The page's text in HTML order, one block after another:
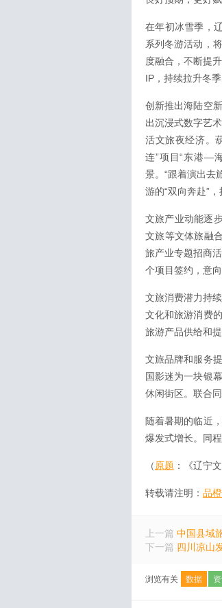
在年初冰雪季，
系列冬游活动，
度融合，不断提
IP，持续拉升冬
创新推出海陆空
出沉浸式数字艺
活文旅夜经济。
连”项目“东港—
景。“跟着演出去
游的“双向奔赴”
文旅产业动能逐
文旅等文体旅融
旅产业专题招商
个项目签约，意
文旅消费潜力持
文化和旅游消费
旅游产品供给和
文旅品牌和服务
国影迷为一块银
休闲街区。联合
随着暑期的临近
爆发式增长。同
（ 原题 ：《辽宁
转载请注明： 品
上一篇 中国县域
下一篇 四川凉山
浏览有关 数据